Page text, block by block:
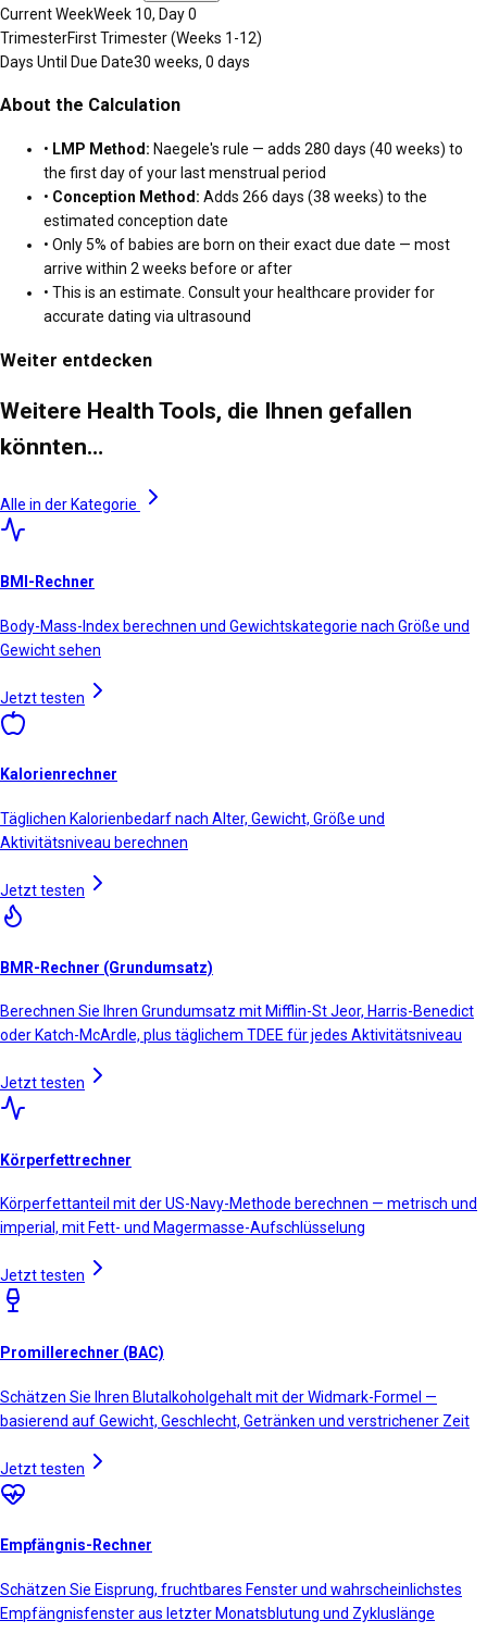
Current WeekWeek 10, Day0
TrimesterFirst Trimester (Weeks 1-12)
Days Until Due Date30 weeks, 0 days
About the Calculation
• LMP Method: Naegele's rule — adds 280 days (40 weeks) to
the first day of your last menstrual period
• Conception Method: Adds 266 days (38 weeks) to the
estimated conception date
• Only 5% of babies are born on their exact due date — most
arrive within 2 weeks before or after
• This is an estimate. Consult your healthcare provider for
accurate dating via ultrasound
Weiter entdecken
Weitere Health Tools, die Ihnen gefallen
könnten…
Alle in der Kategorie
BMI-Rechner
Body-Mass-Index berechnen und Gewichtskategorie nach Größe und
Gewicht sehen
Jetzt testen
Kalorienrechner
Täglichen Kalorienbedarf nach Alter, Gewicht, Größe und
Aktivitätsniveau berechnen
Jetzt testen
BMR-Rechner (Grundumsatz)
Berechnen Sie Ihren Grundumsatz mit Mifflin-St Jeor, Harris-Benedict
oder Katch-McArdle, plus täglichem TDEE für jedes Aktivitätsniveau
Jetzt testen
Körperfettrechner
Körperfettanteil mit der US-Navy-Methode berechnen — metrisch und
imperial, mit Fett- und Magermasse-Aufschlüsselung
Jetzt testen
Promillerechner (BAC)
Schätzen Sie Ihren Blutalkoholgehalt mit der Widmark-Formel —
basierend auf Gewicht, Geschlecht, Getränken und verstrichener Zeit
Jetzt testen
Empfängnis-Rechner
Schätzen Sie Eisprung, fruchtbares Fenster und wahrscheinlichstes
Empfängnisfenster aus letzter Monatsblutung und Zykluslänge